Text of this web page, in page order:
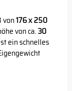
von176 x 250
von ca.30
ein schnelles